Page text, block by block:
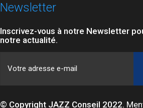
Newsletter
Inscrivez-vous à notre Newsletter
notre actualité.
© Copyright JAZZ Conseil 2022.